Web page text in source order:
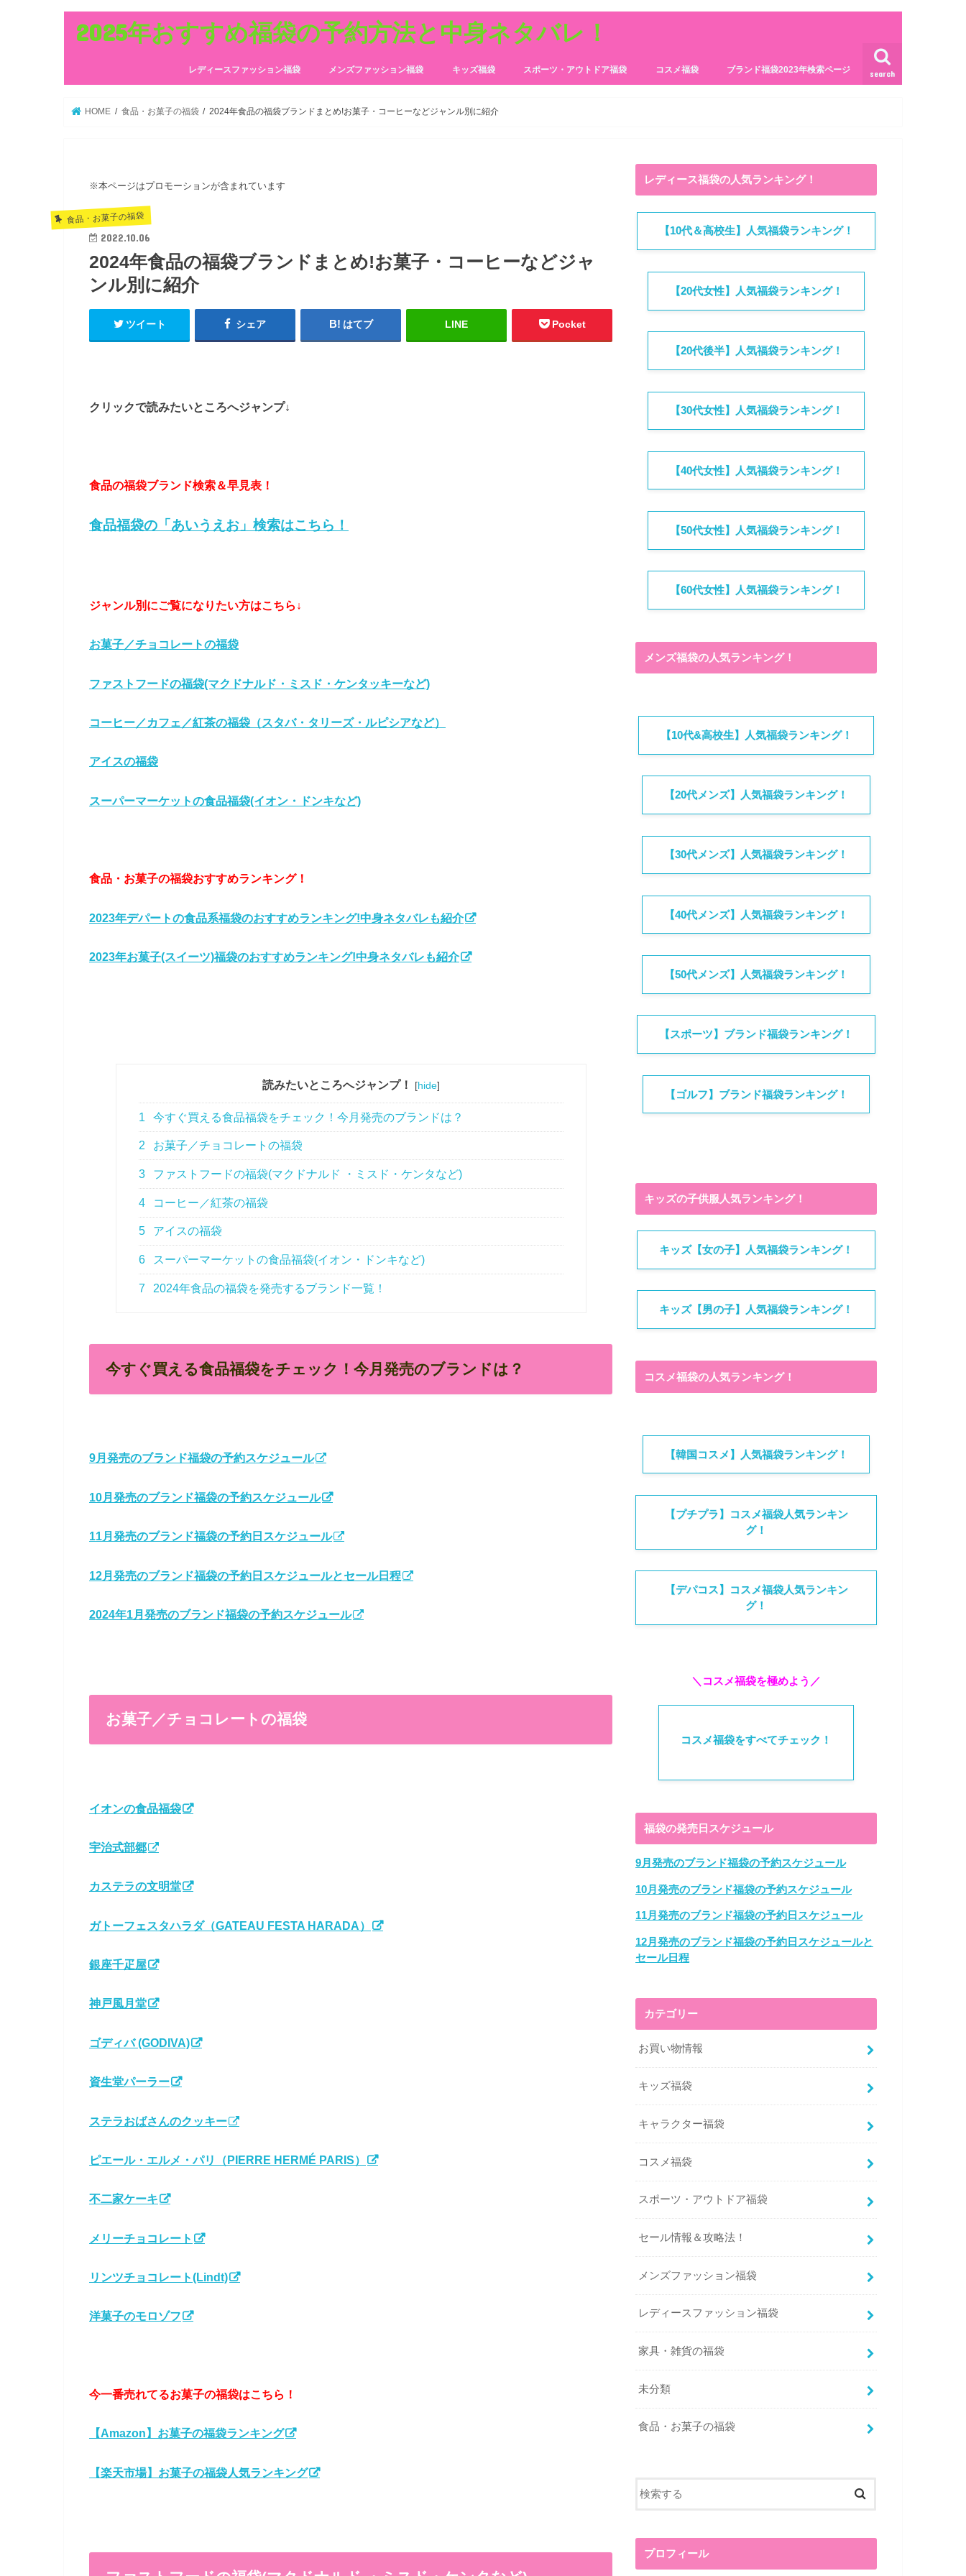
2025年おすすめ福袋の予約方法と中身ネタバレ！
search
レディースファッション福袋 メンズファッション福袋 キッズ福袋 スポーツ・アウトドア福袋 コスメ福袋 ブランド福袋2023年検索ページ
HOME 食品・お菓子の福袋 2024年食品の福袋ブランドまとめ!お菓子・コーヒーなどジャンル別に紹介
※本ページはプロモーションが含まれています
食品・お菓子の福袋
2022.10.06
2024年食品の福袋ブランドまとめ!お菓子・コーヒーなどジャ
ンル別に紹介
ツイート シェア はてブ LINE Pocket
クリックで読みたいところへジャンプ↓
食品の福袋ブランド検索＆早見表！
食品福袋の「あいうえお」検索はこちら！
ジャンル別にご覧になりたい方はこちら↓
お菓子／チョコレートの福袋
ファストフードの福袋(マクドナルド・ミスド・ケンタッキーなど)
コーヒー／カフェ／紅茶の福袋（スタバ・タリーズ・ルピシアなど）
アイスの福袋
スーパーマーケットの食品福袋(イオン・ドンキなど)
食品・お菓子の福袋おすすめランキング！
2023年デパートの食品系福袋のおすすめランキング!中身ネタバレも紹介
2023年お菓子(スイーツ)福袋のおすすめランキング!中身ネタバレも紹介
読みたいところへジャンプ！ [hide]
1 今すぐ買える食品福袋をチェック！今月発売のブランドは？
2 お菓子／チョコレートの福袋
3 ファストフードの福袋(マクドナルド ・ミスド・ケンタなど)
4 コーヒー／紅茶の福袋
5 アイスの福袋
6 スーパーマーケットの食品福袋(イオン・ドンキなど)
7 2024年食品の福袋を発売するブランド一覧！
今すぐ買える食品福袋をチェック！今月発売のブランドは？
9月発売のブランド福袋の予約スケジュール
10月発売のブランド福袋の予約スケジュール
11月発売のブランド福袋の予約日スケジュール
12月発売のブランド福袋の予約日スケジュールとセール日程
2024年1月発売のブランド福袋の予約スケジュール
お菓子／チョコレートの福袋
イオンの食品福袋
宇治式部郷
カステラの文明堂
ガトーフェスタハラダ（GATEAU FESTA HARADA）
銀座千疋屋
神戸風月堂
ゴディバ (GODIVA)
資生堂パーラー
ステラおばさんのクッキー
ピエール・エルメ・パリ（PIERRE HERMÉ PARIS）
不二家ケーキ
メリーチョコレート
リンツチョコレート(Lindt)
洋菓子のモロゾフ
今一番売れてるお菓子の福袋はこちら！
【Amazon】お菓子の福袋ランキング
【楽天市場】お菓子の福袋人気ランキング
レディース福袋の人気ランキング！
【10代＆高校生】人気福袋ランキング！
【20代女性】人気福袋ランキング！
【20代後半】人気福袋ランキング！
【30代女性】人気福袋ランキング！
【40代女性】人気福袋ランキング！
【50代女性】人気福袋ランキング！
【60代女性】人気福袋ランキング！
メンズ福袋の人気ランキング！
【10代&高校生】人気福袋ランキング！
【20代メンズ】人気福袋ランキング！
【30代メンズ】人気福袋ランキング！
【40代メンズ】人気福袋ランキング！
【50代メンズ】人気福袋ランキング！
【スポーツ】ブランド福袋ランキング！
【ゴルフ】ブランド福袋ランキング！
キッズの子供服人気ランキング！
キッズ【女の子】人気福袋ランキング！
キッズ【男の子】人気福袋ランキング！
コスメ福袋の人気ランキング！
【韓国コスメ】人気福袋ランキング！
【プチプラ】コスメ福袋人気ランキン
グ！
【デパコス】コスメ福袋人気ランキン
グ！
＼コスメ福袋を極めよう／
コスメ福袋をすべてチェック！
福袋の発売日スケジュール
9月発売のブランド福袋の予約スケジュール
10月発売のブランド福袋の予約スケジュール
11月発売のブランド福袋の予約日スケジュール
12月発売のブランド福袋の予約日スケジュールと
セール日程
カテゴリー
お買い物情報
キッズ福袋
キャラクター福袋
コスメ福袋
スポーツ・アウトドア福袋
セール情報＆攻略法！
メンズファッション福袋
レディースファッション福袋
家具・雑貨の福袋
未分類
食品・お菓子の福袋
プロフィール